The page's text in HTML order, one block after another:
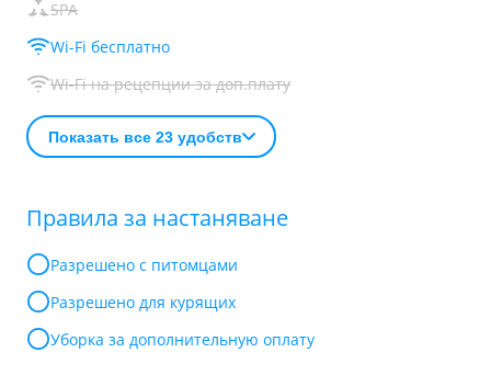
SPA
Wi-Fi бесплатно
Wi-Fi на рецепции за доп.плату
Показать все 23 удобств
Правила за настаняване
Разрешено с питомцами
Разрешено для курящих
Уборка за дополнительную оплату